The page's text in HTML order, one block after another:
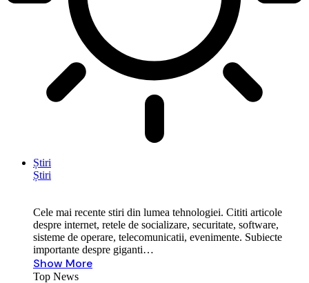
Știri
Știri
Cele mai recente stiri din lumea tehnologiei. Cititi articole
despre internet, retele de socializare, securitate, software,
sisteme de operare, telecomunicatii, evenimente. Subiecte
importante despre giganti…
Show More
Top News